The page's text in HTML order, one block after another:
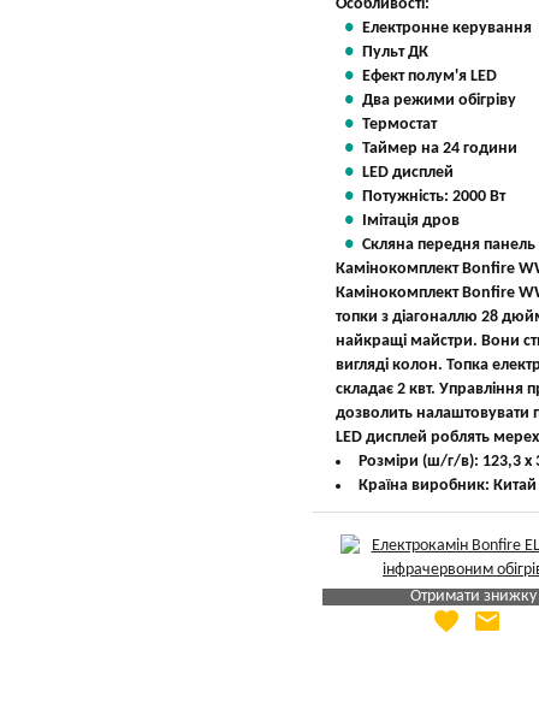
Особливості:
Електронне керування
Пульт ДК
Ефект полум'я LED
Два режими обігріву
Термостат
Таймер на 24 години
LED дисплей
Потужність: 2000 Вт
Імітація дров
Скляна передня панель
Камінокомплект Bonfire
Камінокомплект Bonfire
топки з діагоналлю 28
найкращі майстри. Вони
вигляді колон. Топка
складає 2 квт. Управління
дозволить налаштовувати
LED дисплей роблять
Розміри (ш/г/в): 123,3 х
Країна виробник: Китай
Отримати знижку
Яка Ваша ціна
favorite email